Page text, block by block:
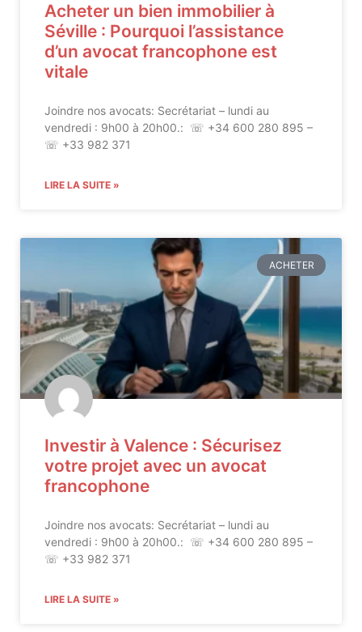
Acheter un bien immobilier à
Séville : Pourquoi l’assistance
d’un avocat francophone est
vitale
Joindre nos avocats: Secrétariat – lundi au
vendredi : 9h00 à 20h00.: ☏ +34 600 280 895 –
☏ +33 982 371
LIRE LA SUITE »
ACHETER
Investir à Valence : Sécurisez
votre projet avec un avocat
francophone
Joindre nos avocats: Secrétariat – lundi au
vendredi : 9h00 à 20h00.: ☏ +34 600 280 895 –
☏ +33 982 371
LIRE LA SUITE »